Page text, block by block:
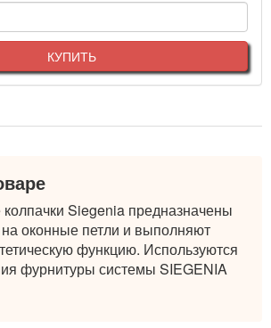
КУПИТЬ
Siegenia предназначены
на оконные петли и выполняют
функцию. Используются
фурнитуры системы SIEGENIA